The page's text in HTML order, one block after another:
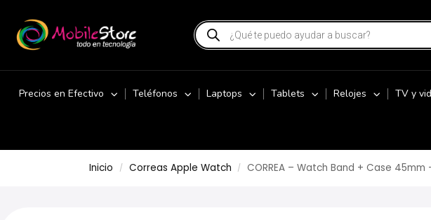
Precios en Efectivo Teléfonos Laptops Tablets Relojes TV y
Inicio / Correas Apple Watch / CORREA – Watch Band + Case 45mm